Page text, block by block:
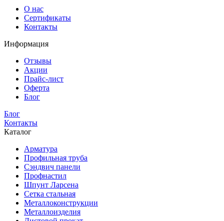
О нас
Сертификаты
Контакты
Информация
Отзывы
Акции
Прайс-лист
Оферта
Блог
Блог
Контакты
Каталог
Арматура
Профильная труба
Сэндвич панели
Профнастил
Шпунт Ларсена
Сетка стальная
Металлоконструкции
Металлоизделия